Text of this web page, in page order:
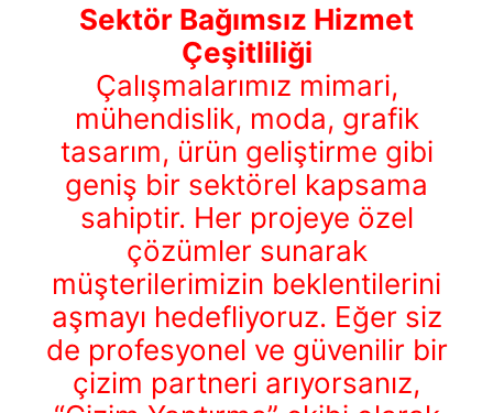
Sektör Bağımsız Hizmet
Çeşitliliği
Çalışmalarımız mimari,
mühendislik, moda, grafik
tasarım, ürün geliştirme gibi
geniş bir sektörel kapsama
sahiptir. Her projeye özel
çözümler sunarak
müşterilerimizin beklentilerini
aşmayı hedefliyoruz. Eğer siz
de profesyonel ve güvenilir bir
çizim partneri arıyorsanız,